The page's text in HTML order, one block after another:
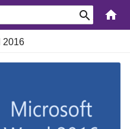
-
Thức
2016